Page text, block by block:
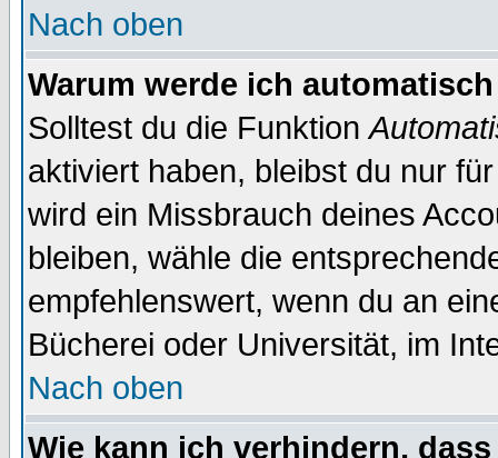
Nach oben
Warum werde ich
Solltest du die Funktion
aktiviert haben, bleibst du nur
wird ein Missbrauch deines
bleiben, wähle die
empfehlenswert, wenn du an
Bücherei oder Universität, im
Nach oben
Wie kann ich verhindern,